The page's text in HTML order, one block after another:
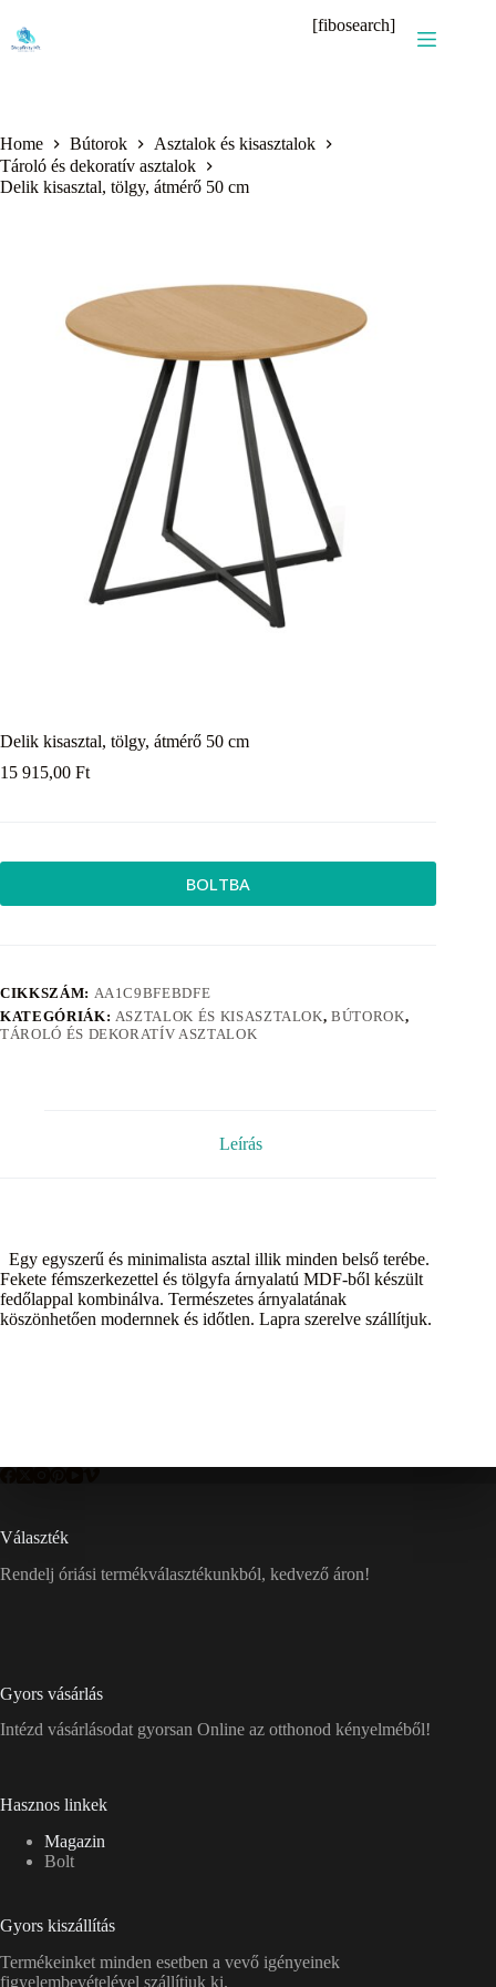
content
[fibosearch]
Home Bútorok
Asztalok és kisasztalok
Tároló és dekoratív asztalok
Delik kisasztal, tölgy, átmérő 50 cm
Delik kisasztal, tölgy, átmérő 50 cm
15 915,00 Ft
BOLTBA
CIKKSZÁM: AA1C9BFEBDFE
KATEGÓRIÁK: ASZTALOK ÉS KISASZTALOK,BÚTOROK,
TÁROLÓ ÉS DEKORATÍV ASZTALOK
Leírás
Egy egyszerű és minimalista asztal illik minden belső terébe.
Fekete fémszerkezettel és tölgyfa árnyalatú MDF-ből készült
fedőlappal kombinálva. Természetes árnyalatának
köszönhetően modernnek és időtlen. Lapra szerelve szállítjuk.
Választék
Rendelj óriási termékválasztékunkból, kedvező áron!
Gyors vásárlás
Intézd vásárlásodat gyorsan Online az otthonod kényelméből!
Hasznos linkek
Magazin
Bolt
Gyors kiszállítás
Termékeinket minden esetben a vevő igényeinek
figyelembevételével szállítjuk ki.